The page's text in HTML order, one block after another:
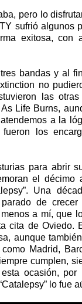
pero lo
sufrió algunos
exitosa, con
bandas y al
no
las
Life Burns,
a la
los
para abrir
el décimo
Una
de
a mí, que
cita de Oviedo.
aunque
Madrid,
cumplen,
ocasión,
lo fue